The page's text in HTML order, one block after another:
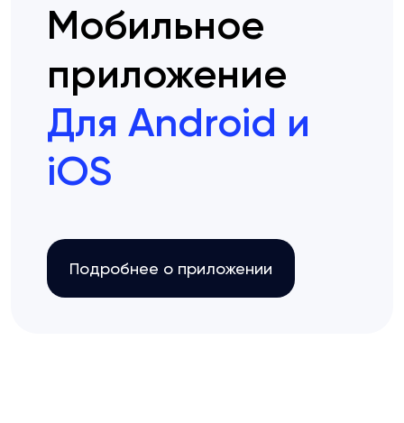
Мобильное
приложение
Для Android и
iOS
Подробнее о приложении